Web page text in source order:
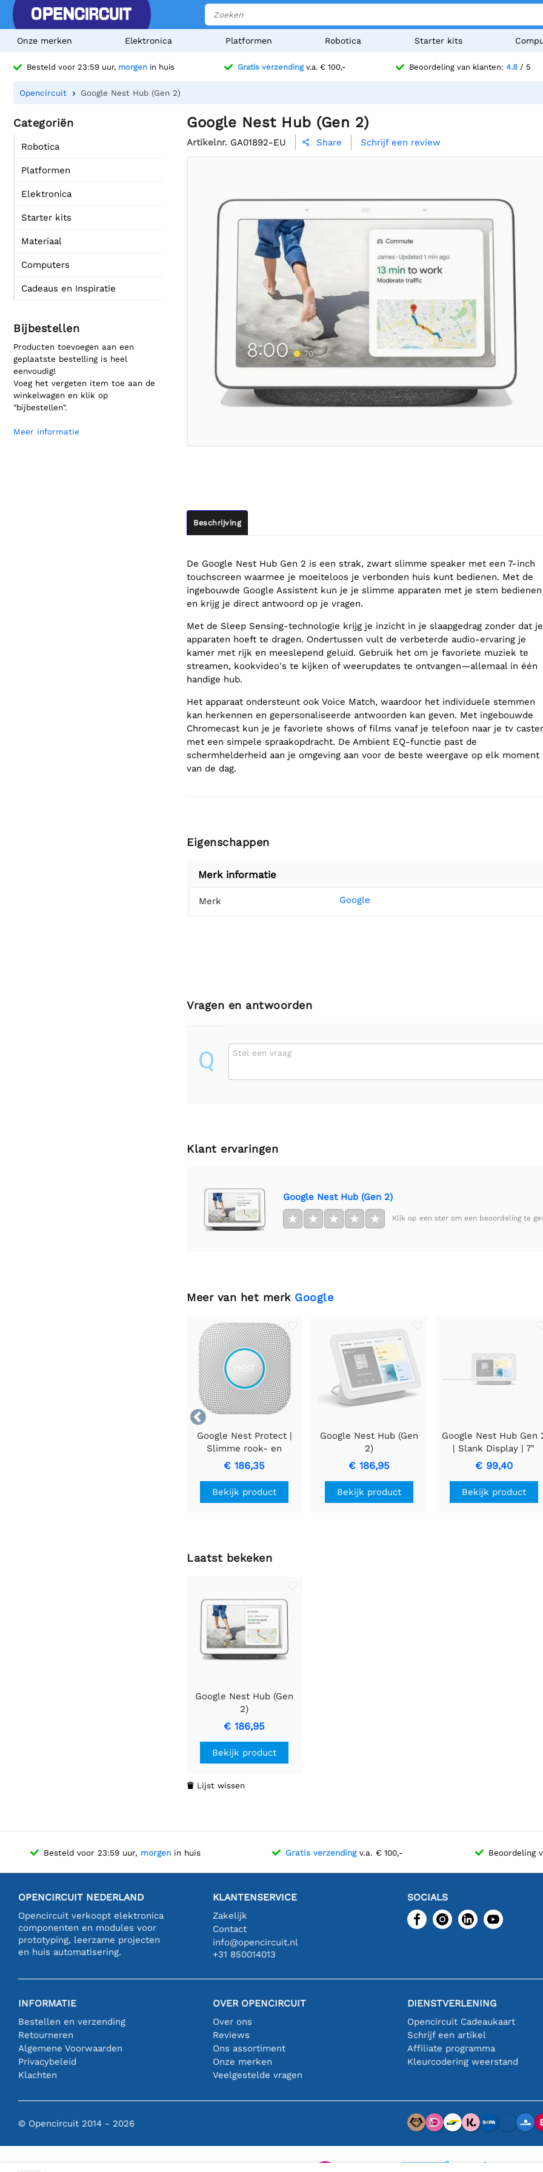
Onze merken Elektronica Platformen Robotica Starter kits
Besteld voor 23:59 uur, morgen in huis Gratis verzendingv.a. € 100,- Beoordeling van klanten: 4.8/ 5
Opencircuit Google Nest Hub (Gen 2)
Categoriën
Robotica
Platformen
Elektronica
Starter kits
Materiaal
Computers
Cadeaus en Inspiratie
Bijbestellen
Producten toevoegen aan een
geplaatste bestelling is heel
eenvoudig!
Voeg het vergeten item toe aan de
winkelwagen en klik op
"bijbestellen".
Meer informatie
Google Nest Hub (Gen 2)
Artikelnr. GA01892-EU  Share Schrijf een review
Beschrijving
De Google Nest Hub Gen 2 is een strak, zwart slimme speaker met een 7-inch
touchscreen waarmee je moeiteloos je verbonden huis kunt bedienen. Met de
ingebouwde Google Assistent kun je je slimme apparaten met je stem bedienen
en krijg je direct antwoord op je vragen.
Met de Sleep Sensing-technologie krijg je inzicht in je slaapgedrag zonder dat je
apparaten hoeft te dragen. Ondertussen vult de verbeterde audio-ervaring je
kamer met rijk en meeslepend geluid. Gebruik het om je favoriete muziek te
streamen, kookvideo's te kijken of weerupdates te ontvangen—allemaal in één
handige hub.
Het apparaat ondersteunt ook Voice Match, waardoor het individuele stemmen
kan herkennen en gepersonaliseerde antwoorden kan geven. Met ingebouwde
Chromecast kun je je favoriete shows of films vanaf je telefoon naar je tv
met een simpele spraakopdracht. De Ambient EQ-functie past de
schermhelderheid aan je omgeving aan voor de beste weergave op elk moment
van de dag.
Eigenschappen
Merk informatie
Merk Google
Vragen en antwoorden
Q Stel een vraag
Klant ervaringen
Google Nest Hub (Gen 2)
★ ★ ★ ★ ★ Klik op een ster om een beoordeling te
Meer van het merk Google

Google Nest Protect |
Slimme rook- en
koolmonoxidemelder |
Werkt op batterijen
€ 186,35
Bekijk product
Google Nest Hub (Gen
2)
€ 186,95
Bekijk product
Google Nest Hub Gen
| Slank Display | 7"
Touchscreen |
Spraakbesturing | Wit
€ 99,40
Bekijk product
Laatst bekeken
Google Nest Hub (Gen
2)
€ 186,95
Bekijk product
 Lijst wissen
Besteld voor 23:59 uur, morgen in huis Gratis verzendingv.a. € 100,- Beoordeling
OPENCIRCUIT NEDERLAND
Opencircuit verkoopt elektronica
componenten en modules voor
prototyping, leerzame projecten
en huis automatisering.
KLANTENSERVICE
Zakelijk
Contact
info@opencircuit.nl
+31 850014013
SOCIALS
INFORMATIE
Bestellen en verzending
Retourneren
Algemene Voorwaarden
Privacybeleid
Klachten
OVER OPENCIRCUIT
Over ons
Reviews
Ons assortiment
Onze merken
Veelgestelde vragen
DIENSTVERLENING
Opencircuit Cadeaukaart
Schrijf een artikel
Affiliate programma
Kleurcodering weerstand
© Opencircuit 2014 - 2026